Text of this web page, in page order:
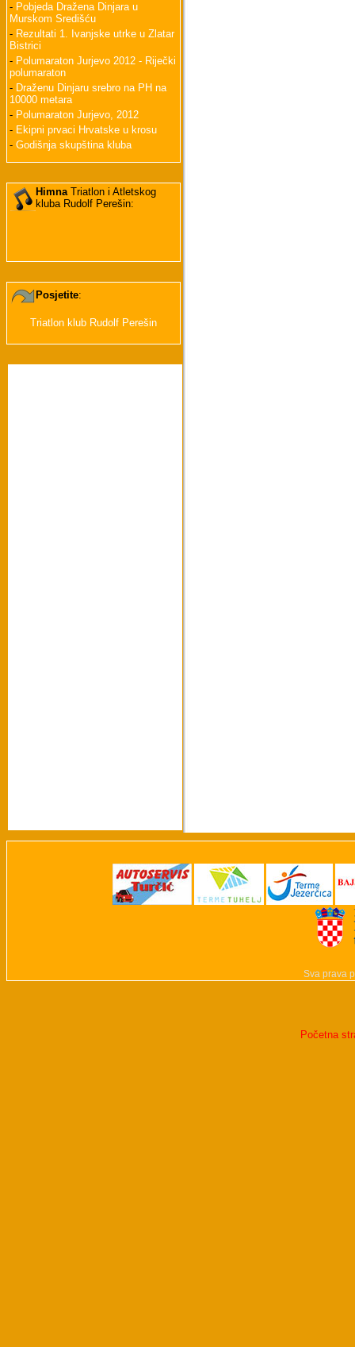
- Pobjeda Dražena Dinjara u
Murskom Središću
- Rezultati 1. Ivanjske utrke u Zlatar
Bistrici
- Polumaraton Jurjevo 2012 - Riječki
polumaraton
- Draženu Dinjaru srebro na PH na
10000 metara
- Polumaraton Jurjevo, 2012
- Ekipni prvaci Hrvatske u krosu
- Godišnja skupština kluba
HimnaTriatlon i Atletskog
kluba Rudolf Perešin:
Posjetite:
Triatlon klub Rudolf Perešin
Početna
Sva prava